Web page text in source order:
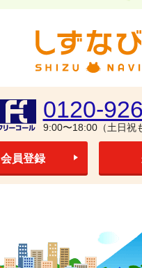
0120-
9:00〜18:00（土日祝
会員登録